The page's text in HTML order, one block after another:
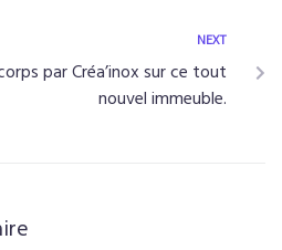
NEXT
par Créa’inox sur ce tout
nouvel immeuble.